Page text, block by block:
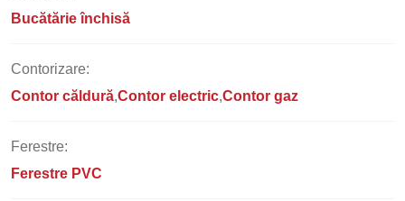
Bucătărie închisă
Contorizare:
Contor căldură Contor electric Contor gaz
Ferestre:
Ferestre PVC